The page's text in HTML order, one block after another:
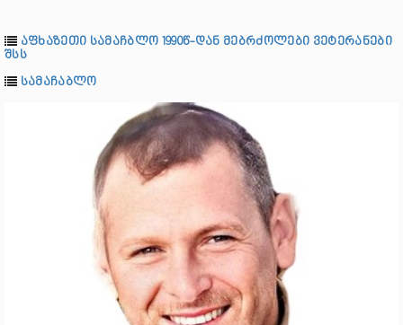
აფხაზეთი სამაჩბლო 1990წ-დან მებრძოლები ვეტერანები
შსს
სამაჩაბლო